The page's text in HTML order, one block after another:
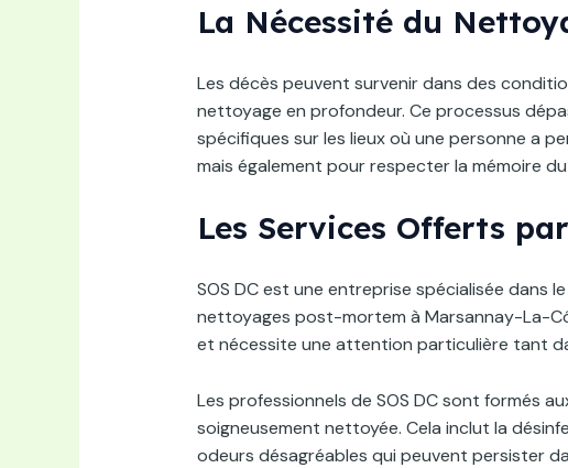
La Nécessité du
Les décès peuvent survenir dans des
nettoyage en profondeur. Ce processus
spécifiques sur les lieux où une personne a
mais également pour respecter la mémoire
Les Services Offerts
SOS DC est une entreprise spécialisée dans
nettoyages post-mortem à Marsannay-La-
et nécessite une attention particulière tant
Les professionnels de SOS DC sont formés
soigneusement nettoyée. Cela inclut la
odeurs désagréables qui peuvent persister